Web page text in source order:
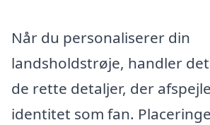
Når du personaliserer din
landsholdstrøje, handler
de rette detaljer, der
identitet som fan.